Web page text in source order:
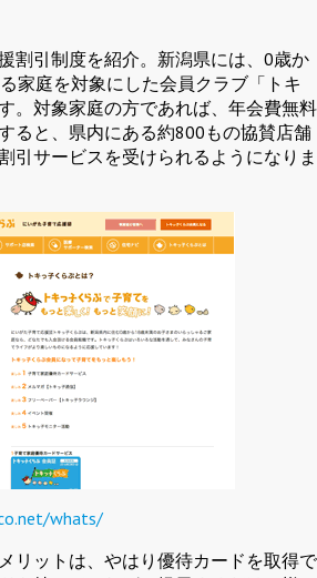
割引制度を紹介。新潟県には、0歳か
家庭を対象にした会員クラブ「トキ
。対象家庭の方であれば、年会費無料
ると、県内にある約800もの協賛店舗
引サービスを受けられるようになりま
whats/
リットは、やはり優待カードを取得で